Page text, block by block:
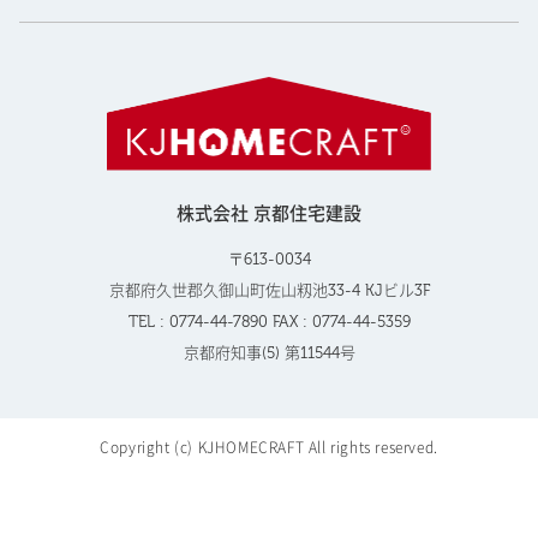
株式会社 京都住宅建設
〒613-0034
京都府久世郡久御山町佐山籾池33-4 KJビル3F
TEL : 0774-44-7890 FAX : 0774-44-5359
京都府知事(5) 第11544号
Copyright (c) KJHOMECRAFT All rights reserved.